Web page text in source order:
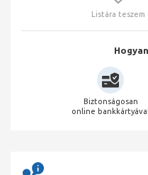
Listára teszem
Biztonságosan
online bankkártyával